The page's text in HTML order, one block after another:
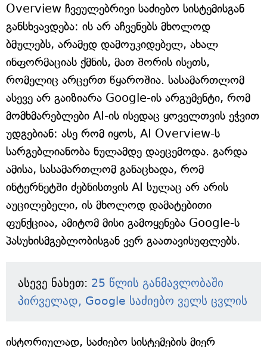
Overview ჩვეულებრივი საძიებო სისტემისგან
განსხვავდება: ის არ აჩვენებს მხოლოდ
ბმულებს, არამედ დამოუკიდებელ, ახალ
ინფორმაციას ქმნის, მათ შორის ისეთს,
რომელიც არცერთ წყაროშია. სასამართლომ
ასევე არ გაიზიარა Google-ის არგუმენტი, რომ
მომხმარებლები AI-ის ისედაც ყოველთვის ეჭვით
უდგებიან: ასე რომ იყოს, AI Overview-ს
სარგებლიანობა ნულამდე დაეცემოდა. გარდა
ამისა, სასამართლომ განაცხადა, რომ
ინტერნეტში ძებნისთვის AI სულაც არ არის
აუცილებელი, ის მხოლოდ დამატებითი
ფუნქციაა, ამიტომ მისი გამოყენება Google-ს
პასუხისმგებლობისგან ვერ გაათავისუფლებს.
ასევე ნახეთ: 25 წლის განმავლობაში
პირველად, Google საძიებო ველს ცვლის
ისტორიულად, საძიებო სისტემების მიერ